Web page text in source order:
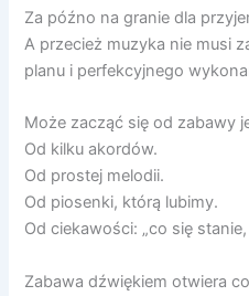
Za późno na granie dla
A przecież muzyka nie musi
planu i perfekcyjnego
Może zacząć się od zabawy
Od kilku akordów.
Od prostej melodii.
Od piosenki, którą lubimy.
Od ciekawości: „co się stanie,
Zabawa dźwiękiem otwiera